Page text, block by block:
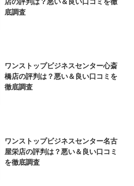
底調査
ワンストップビジネスセンター心斎
橋店の評判は？悪い＆良い口コミを
徹底調査
ワンストップビジネスセンター名古
屋栄店の評判は？悪い＆良い口コミ
を徹底調査